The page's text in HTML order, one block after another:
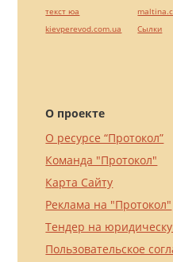
О проекте
О ресурсе “Протокол”
Команда "Протокол"
Карта Сайту
Реклама на "Протокол"
Тендер на
Пользовательское
текст юа
kievperevod.com.ua
Cылки